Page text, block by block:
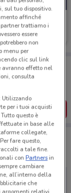
vicino a te,
comodamente
sul tuo dispositivo.
affinché
trattiamo i
essere
non
menu per
clic sul link
effetto nel
consulta
Utilizzando
per i tuoi acquisti
questo è
in base alle
collegate,
fare questo,
a tale fine.
conPartnersin
cambiare
all’interno della
che